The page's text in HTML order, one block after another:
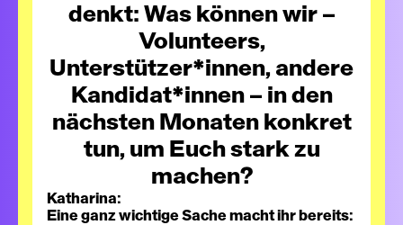
denkt: Was können wir –
Volunteers,
Unterstützer*innen, andere
Kandidat*innen – in den
nächsten Monaten konkret
tun, um Euch stark zu
machen?
Katharina:
Eine ganz wichtige Sache macht ihr bereits: